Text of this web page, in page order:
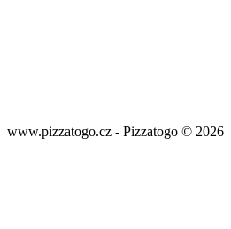
www.pizzatogo.cz - Pizzatogo © 2026